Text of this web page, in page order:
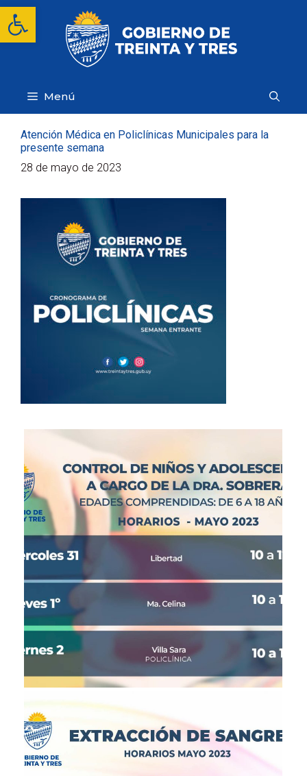
Abrir barra de herramientas
Saltar
contenido
Menú
Atención Médica en Policlínicas Municipales para la
presente semana
28 de mayo de 2023